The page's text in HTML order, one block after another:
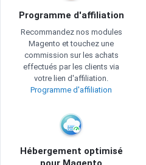
Programme d'affiliation
Recommandez nos modules
Magento et touchez une
commission sur les achats
effectués par les clients via
votre lien d'affiliation.
Programme d'affiliation
Hébergement optimisé